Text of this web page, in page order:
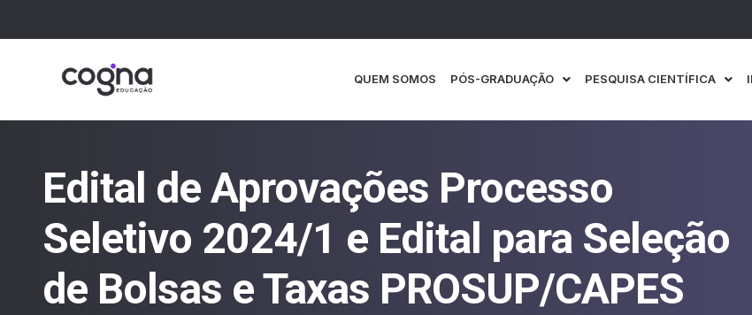
QUEM SOMOS PÓS-GRADUAÇÃO PESQUISA CIENTÍFICA
Edital de Aprovações Processo
Seletivo 2024/1 e Edital para Seleção
de Bolsas e Taxas PROSUP/CAPES